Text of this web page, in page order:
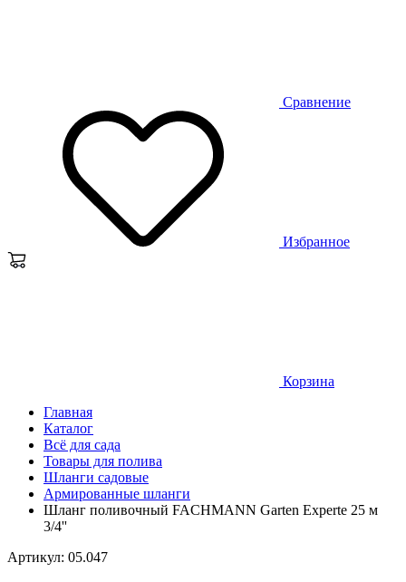
Сравнение
Избранное
Корзина
Главная
Каталог
Всё для сада
Товары для полива
Шланги садовые
Армированные шланги
Шланг поливочный FACHMANN Garten Experte 25 м
3/4''
Артикул: 05.047